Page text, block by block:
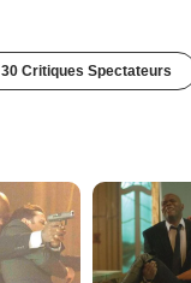
30 Critiques Spectateurs